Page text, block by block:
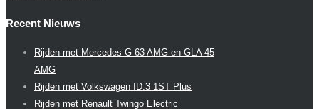
Recent Nieuws
Rijden met Mercedes G 63 AMG en GLA 45
AMG
Rijden met Volkswagen ID.3 1ST Plus
Rijden met Renault Twingo Electric